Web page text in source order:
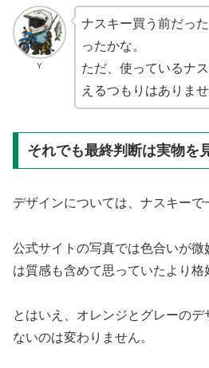
Y
ナスキー買う前だっ
ったかな。
ただ、使っているナ
えるつもりはありませ
それでも最終判断は実物を
デザインについては、ナスキーで
公式サイトの写真では色合いが
は質感も含めて思っていたより格
とはいえ、オレンジとグレーの
ないのは変わりません。